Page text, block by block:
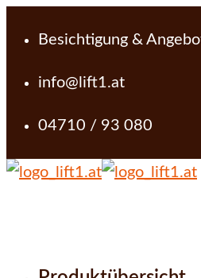
Besichtigung &
info@lift1.at
04710 / 93 080